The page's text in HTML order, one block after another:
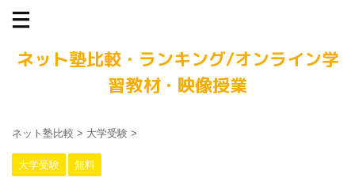
ネット塾比較・ランキング/オンライン学
習教材・映像授業
ネット塾比較 > 大学受験 >
大学受験 無料